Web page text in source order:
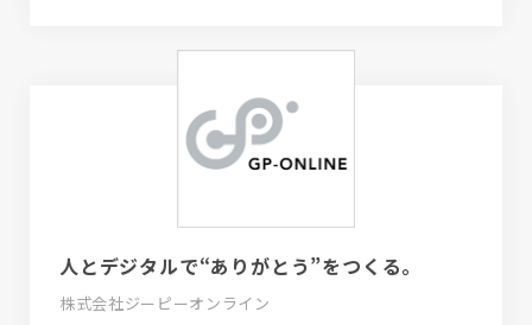
人とデジタルで“ありがとう”をつくる。
株式会社ジーピーオンライン